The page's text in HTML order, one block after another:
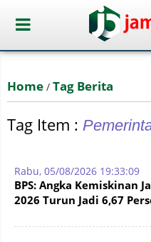
Home / Tag Berita
Tag Item :
Rabu, 05/08/2026 19:33:09
BPS: Angka Kemiskinan
2026 Turun Jadi 6,67